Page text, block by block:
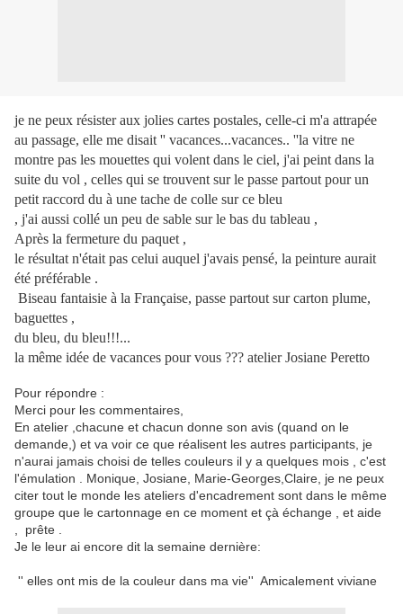
je ne peux résister aux jolies cartes postales, celle-ci m'a attrapée
au passage, elle me disait '' vacances...vacances.. ''la vitre ne
montre pas les mouettes qui volent dans le ciel, j'ai peint dans la
suite du vol , celles qui se trouvent sur le passe partout pour un
petit raccord du à une tache de colle sur ce bleu
, j'ai aussi collé un peu de sable sur le bas du tableau ,
Après la fermeture du paquet ,
le résultat n'était pas celui auquel j'avais pensé, la peinture aurait
été préférable .
Biseau fantaisie à la Française, passe partout sur carton plume,
baguettes ,
du bleu, du bleu!!!...
la même idée de vacances pour vous ??? atelier Josiane Peretto
Pour répondre :
Merci pour les commentaires,
En atelier ,chacune et chacun donne son avis (quand on le
demande,) et va voir ce que réalisent les autres participants, je
n'aurai jamais choisi de telles couleurs il y a quelques mois , c'est
l'émulation . Monique, Josiane, Marie-Georges,Claire, je ne peux
citer tout le monde les ateliers d'encadrement sont dans le même
groupe que le cartonnage en ce moment et çà échange , et aide
, prête .
Je le leur ai encore dit la semaine dernière:
'' elles ont mis de la couleur dans ma vie'' Amicalement viviane